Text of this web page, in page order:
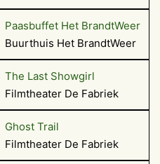
Paasbuffet Het BrandtWeer
Buurthuis Het BrandtWeer
The Last Showgirl
Filmtheater De Fabriek
Ghost Trail
Filmtheater De Fabriek